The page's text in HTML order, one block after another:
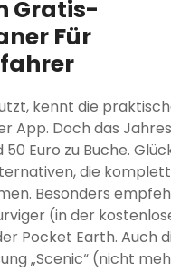
Gratis-
Für
kennt die
App. Doch das
Euro zu Buche.
die
Besonders
(in der
Pocket Earth. Auch
„Scenic“ (nicht